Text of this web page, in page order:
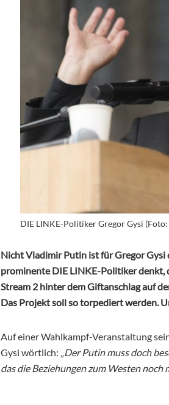
DIE LINKE-Politiker Gregor Gysi (Foto:
Nicht Vladimir Putin ist für Gregor Gysi
prominente DIE LINKE-Politiker denkt,
Stream 2 hinter dem Giftanschlag auf
Das Projekt soll so torpediert werden.
Auf einer Wahlkampf-Veranstaltung
Gysi wörtlich:
„Der Putin muss doch
das die Beziehungen zum Westen noch